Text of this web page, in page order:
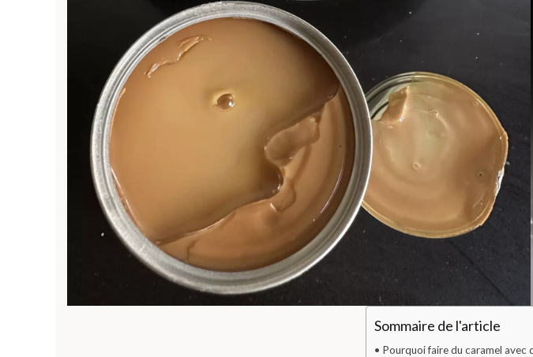
Sommaire de l'article
Pourquoi faire du caramel avec